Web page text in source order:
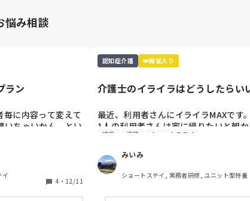
悩み相談
ラン
毎に内容って変えて
いちゃいかん、とい
メだけど、
なっている。
イ
4 ・ 12/11
認知症介護 👑殿堂入り
介護士のイライラはどうしたらい
最近、利用者さんにイライラMAXです。
1人の利用者さんは家に帰りたいと朝
行きたいって言って連れて行きますが
と言う人。もう1人は精神の人で落ちつ
んでも徘徊して。あたし達職員はおか
あたしは特にイライラMAXになって、
す。イライラしますが、たまに虐待と
徘徊 不穏 ショートステイ
みいみ
ショートステイ, 実務者研修, ユニット型特養